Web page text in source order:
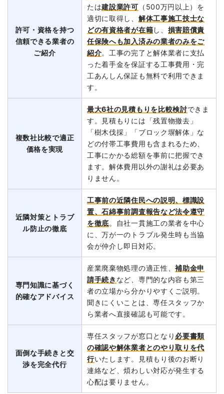
許可・資格を持つ
信頼できる業者の
ご紹介
たは建設業許可 （500万円以上）を
適切に取得し、 解体工事施工技士な
どの有資格者が在籍し、 損害賠償責
任保険へも加入済みの業者のみをご
紹介。工事の完了と解体業者に支払
った着手金を保証する工事費用・完
工あんしん保証も無料で利用できま
す。
複数社比較で適正
価格を実現
最大6社の見積もりを比較検討できま
す。見積もりには「残置物撤去」
「樹木伐採」「ブロック塀解体」な
どの付帯工事費用も含まれるため、
工事にかかる総額を事前に把握でき
ます。解体費用以外の謝礼は必要あ
りません。
近隣対策とトラブ
ル防止の徹底
工事前の近隣住民への説明、標識設
置、石綿事前調査報告など法令遵守
を徹底。自社一貫施工の業者を中心
に、万が一のトラブル発生時も当協
会が仲介し即日対応。
専門知識に基づく
的確なアドバイス
産業廃棄物処理の適正性、補助金申
請手続き など、専門的な内容も第三
者の立場から分かりやすくご説明。
聞きにくいことは、専任スタッフか
ら業者へ直接確認も可能です。
面倒な手続きと交
渉を完全代行
専任スタッフが窓口となり 必要書類
の確認や解体業者とのやり取りを代
行いたします。見積もり後のお断り
連絡など、煩わしい対応が発生する
心配は要りません。